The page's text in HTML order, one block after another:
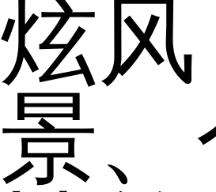
炫风
景